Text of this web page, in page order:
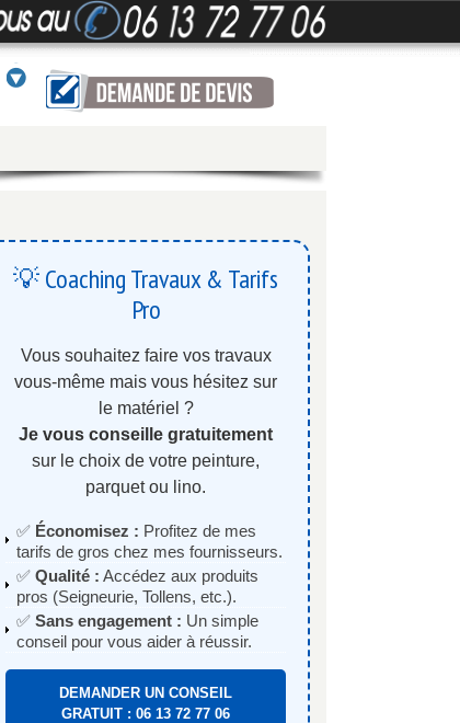
💡 Coaching Travaux & Tarifs
Pro
Vous souhaitez faire vos travaux
vous-même mais vous hésitez sur
le matériel ?
Je vous conseille gratuitement
sur le choix de votre peinture,
parquet ou lino.
✅ Économisez : Profitez de mes
tarifs de gros chez mes fournisseurs.
✅ Qualité : Accédez aux produits
pros (Seigneurie, Tollens, etc.).
✅ Sans engagement : Un simple
conseil pour vous aider à réussir.
DEMANDER UN CONSEIL
GRATUIT : 06 13 72 77 06